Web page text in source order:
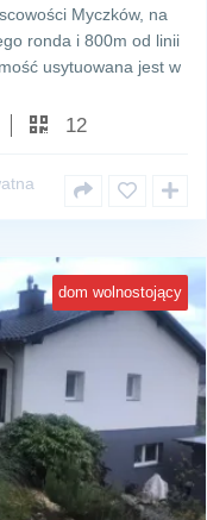
Myczków, na
ronda i 800m od linii
usytuowana jest w
12
dom wolnostojący